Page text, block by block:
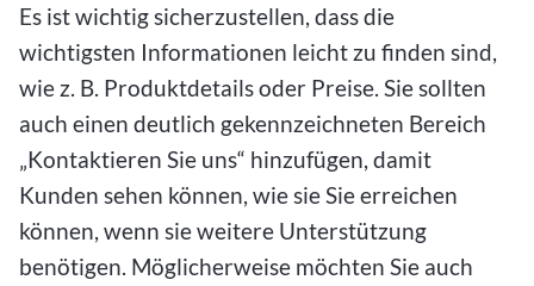
Es ist wichtig sicherzustellen, dass die
wichtigsten Informationen leicht zu finden sind,
wie z. B. Produktdetails oder Preise. Sie sollten
auch einen deutlich gekennzeichneten Bereich
„Kontaktieren Sie uns“ hinzufügen, damit
Kunden sehen können, wie sie Sie erreichen
können, wenn sie weitere Unterstützung
benötigen. Möglicherweise möchten Sie auch